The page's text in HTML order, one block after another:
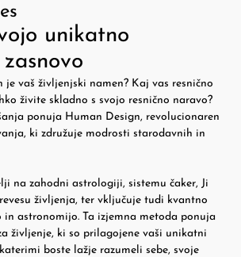
unikatno
je vaš življenjski namen? Kaj vas resnično
živite skladno s svojo resnično naravo?
ponuja Human Design, revolucionaren
ki združuje modrosti starodavnih in
na zahodni astrologiji, sistemu čaker, Ji
življenja, ter vključuje tudi kvantno
in astronomijo. Ta izjemna metoda ponuja
življenje, ki so prilagojene vaši unikatni
boste lažje razumeli sebe, svoje